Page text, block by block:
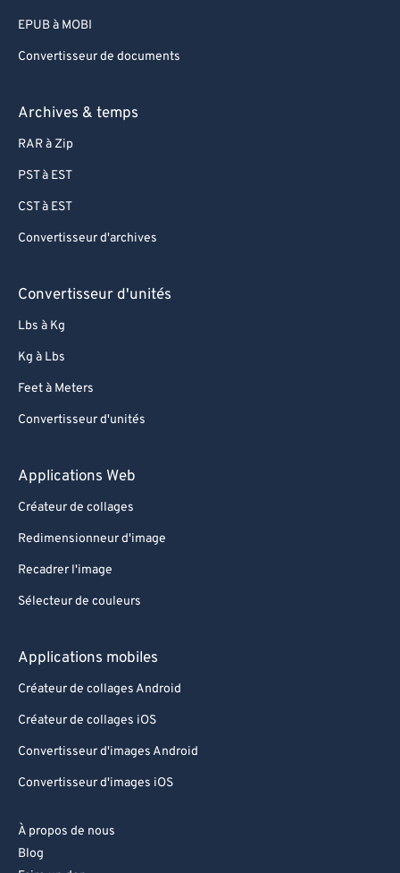
EPUB à MOBI
Convertisseur de documents
Archives & temps
RAR à Zip
PST à EST
CST à EST
Convertisseur d'archives
Convertisseur d'unités
Lbs à Kg
Kg à Lbs
Feet à Meters
Convertisseur d'unités
Applications Web
Créateur de collages
Redimensionneur d'image
Recadrer l'image
Sélecteur de couleurs
Applications mobiles
Créateur de collages Android
Créateur de collages iOS
Convertisseur d'images Android
Convertisseur d'images iOS
À propos de nous
Blog